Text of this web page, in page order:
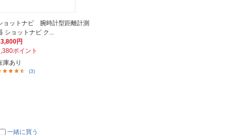
ョットナビ 腕時計型距離計測
ショットナビ ク...
円
ポイント
庫あり
(3)
一緒に買う